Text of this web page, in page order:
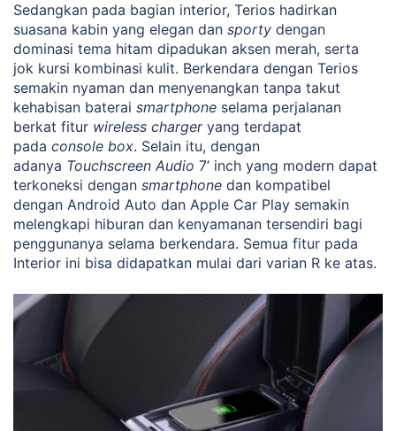
Sedangkan pada bagian interior, Terios hadirkan
suasana kabin yang elegan dan sporty dengan
dominasi tema hitam dipadukan aksen merah, serta
jok kursi kombinasi kulit. Berkendara dengan Terios
semakin nyaman dan menyenangkan tanpa takut
kehabisan baterai smartphone selama perjalanan
berkat fitur wireless chargeryang terdapat
pada console box. Selain itu, dengan
adanya Touchscreen Audio 7’ inch yang modern dapat
terkoneksi dengan smartphone dan kompatibel
dengan Android Auto dan Apple Car Play semakin
melengkapi hiburan dan kenyamanan tersendiri bagi
penggunanya selama berkendara. Semua fitur pada
Interior ini bisa didapatkan mulai dari varian R ke atas.